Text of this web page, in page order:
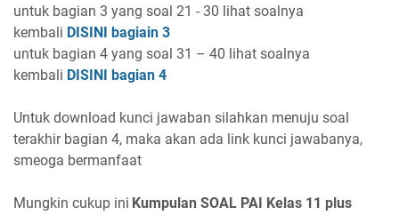
untuk bagian 3 yang soal 21 - 30 lihat soalnya
kembali DISINI bagiain 3
untuk bagian 4 yang soal 31 – 40 lihat soalnya
kembali DISINI bagian 4
Untuk download kunci jawaban silahkan menuju soal
terakhir bagian 4, maka akan ada link kunci jawabanya,
smeoga bermanfaat
Mungkin cukup ini Kumpulan SOAL PAI Kelas 11 plus